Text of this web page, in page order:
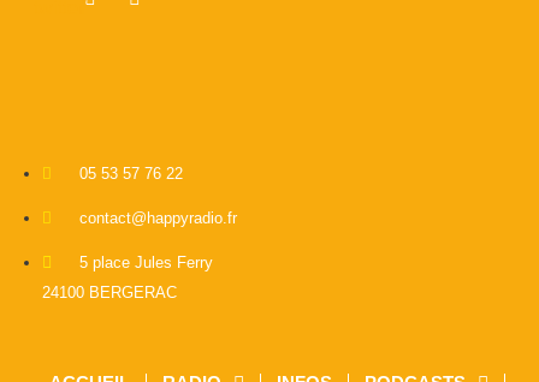
05 53 57 76 22
contact@happyradio.fr
5 place Jules Ferry
24100 BERGERAC